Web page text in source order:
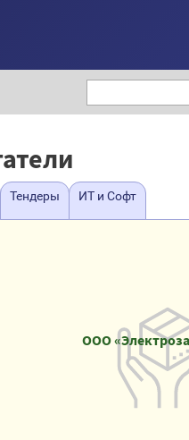
Тендеры ИТ и Софт
ООО